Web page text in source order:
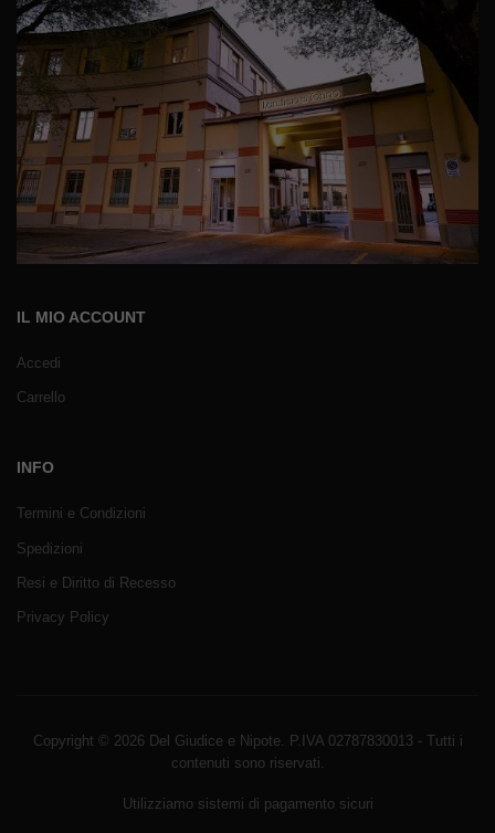
IL MIO ACCOUNT
Accedi
Carrello
INFO
Termini e Condizioni
Spedizioni
Resi e Diritto di Recesso
Privacy Policy
Copyright © 2026 Del Giudice e Nipote. P.IVA 02787830013 - Tutti i
contenuti sono riservati.
Utilizziamo sistemi di pagamento sicuri